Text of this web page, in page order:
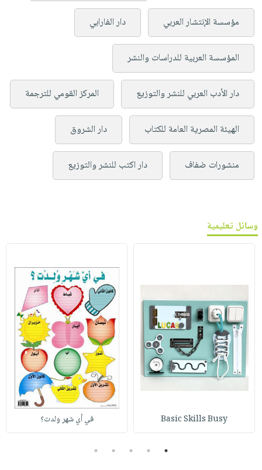
مؤسسة الإنتشار العربي دار الفارابي
المؤسسة العربية للدراسات والنشر
دار الأدب العربي للنشر والتوزيع المركز القومي للترجمة
الهيئة المصرية العامة للكتاب دار الشروق
منشورات ضفاف دار اكتب للنشر والتوزيع
وسائل تعليمية
Basic Skills Busy في أي شهر ولدت؟
1
2
3
4
5